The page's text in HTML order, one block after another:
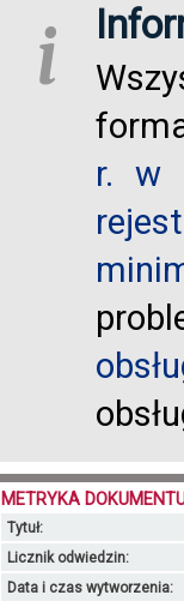
i
r. w
METRYKA
Tytuł:
Licznik odwiedzin:
Data i czas wytworzenia: